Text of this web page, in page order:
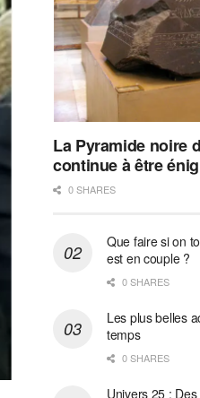
La Pyramide noire
continue à être
0 SHARES
Que faire si on
est en couple ?
0 SHARES
Les plus belles
temps
0 SHARES
Univers 25 :